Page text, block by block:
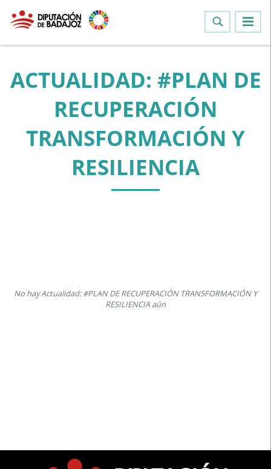
ACTUALIDAD: #PLAN DE
RECUPERACIÓN
TRANSFORMACIÓN Y
RESILIENCIA
No hay Actualidad: #PLAN DE RECUPERACIÓN TRANSFORMACIÓN Y
RESILIENCIA aún